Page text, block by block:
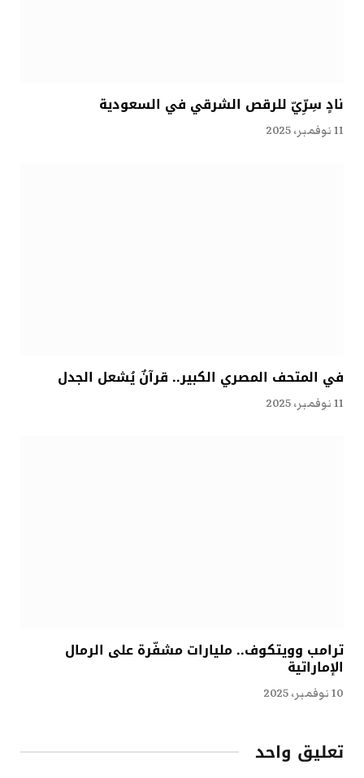
نادٍ سِرِّيّ للرقص الشرقي في السعودية
11 نوفمبر، 2025
في المتحف المصري الكبير.. قرآنٌ يُشعل الجدل
11 نوفمبر، 2025
ترامب وويتكوف.. مليارات مشفّرة على الرمال
الإماراتية
10 نوفمبر، 2025
تعليق واحد